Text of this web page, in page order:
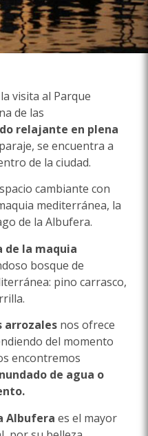
visita al Parque
de las
relajante en plena
se encuentra a
de la ciudad.
cambiante con
mediterránea, la
de la Albufera.
de la maquia
bosque de
pino carrasco,
arrozales nos ofrece
del momento
encontremos
de agua o
Albufera es el mayor